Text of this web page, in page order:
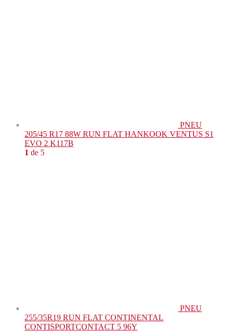
PNEU
205/45 R17 88W RUN FLAT HANKOOK VENTUS S1
EVO 2 K117B
1 de 5
PNEU
255/35R19 RUN FLAT CONTINENTAL
CONTISPORTCONTACT 5 96Y